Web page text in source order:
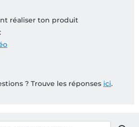
réaliser ton produit
? Trouve les réponses ici.